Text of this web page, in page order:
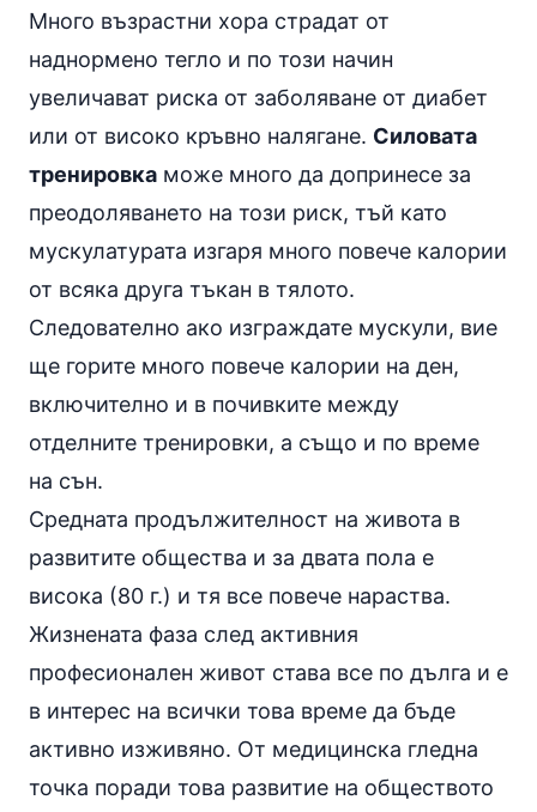
Много възрастни хора страдат от
наднормено тегло и по този начин
увеличават риска от заболяване от диабет
или от високо кръвно налягане. Силовата
тренировка може много да допринесе за
преодоляването на този риск, тъй като
мускулатурата изгаря много повече калории
от всяка друга тъкан в тялото.
Следователно ако изграждате мускули, вие
ще горите много повече калории на ден,
включително и в почивките между
отделните тренировки, а също и по време
на сън.
Средната продължителност на живота в
развитите общества и за двата пола е
висока (80 г.) и тя все повече нараства.
Жизнената фаза след активния
професионален живот става все по дълга и е
в интерес на всички това време да бъде
активно изживяно. От медицинска гледна
точка поради това развитие на обществото